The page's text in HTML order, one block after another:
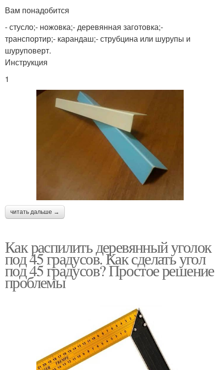
Вам понадобится
- стусло;- ножовка;- деревянная заготовка;-
транспортир;- карандаш;- струбцина или шурупы и
шуруповерт.
Инструкция
1
читать дальше →
Как распилить деревянный уголок
под 45 градусов. Как сделать угол
под 45 градусов? Простое решение
проблемы